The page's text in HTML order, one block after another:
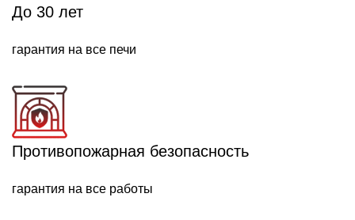
До 30 лет
гарантия на все печи
Противопожарная безопасность
гарантия на все работы